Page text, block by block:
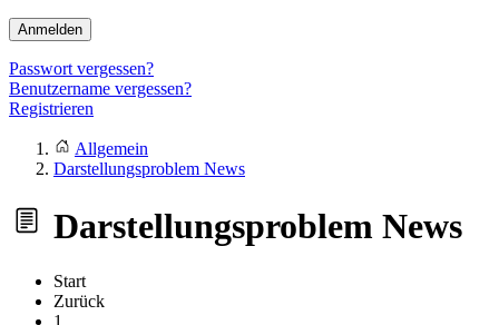
Anmelden
Passwort vergessen?
Benutzername vergessen?
Registrieren
Allgemein
Darstellungsproblem News
Darstellungsproblem News
Start
Zurück
1